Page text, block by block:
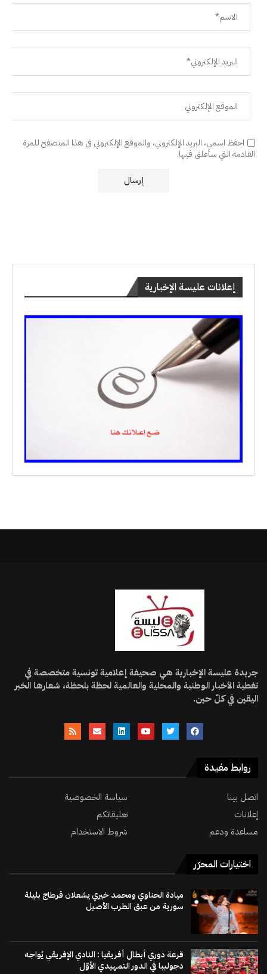
احفظ اسمي، البريد الإلكتروني، والموقع الإلكتروني في هذا المتصفح للمرة
القادمة التي سأعلق فيها.
إعلانات عليسة الإخبارية
جريدة عليسة الإخبارية هي صحيفة إعلامية تونسية متخصصة في
تغطية الأخبار الوطنية والمحلية والعالمية لحظة بلحظة، شعارها الخبر
اليقين في كلّ حين.
روابط مفيدة
اتصل بينا
سياسة الخصوصية
إعلانات
تعليقاتكم
مساعدة ودعم
شروط الاستخدام
اختيارات المحرّر
ميادة الحناوي ومحمد خيري يشعلان قرطاج بليلة
سورية من عبق الطرب الأصيل
قرعة دوري أبطال أفريقيا : النادي الإفريقي يُواجه
دجوليبا في الدور التمهيدي الأوّل